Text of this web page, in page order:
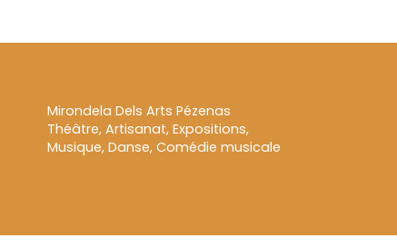
Mirondela Dels Arts Pézenas
Théâtre, Artisanat, Expositions,
Musique, Danse, Comédie musicale